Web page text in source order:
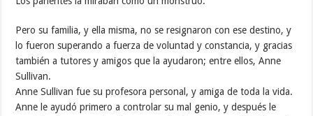
Pero su familia, y ella misma, no se resignaron con ese destino, y
lo fueron superando a fuerza de voluntad y constancia, y gracias
también a tutores y amigos que la ayudaron; entre ellos, Anne
Sullivan.
Anne Sullivan fue su profesora personal, y amiga de toda la vida.
Anne le ayudó primero a controlar su mal genio, y después le